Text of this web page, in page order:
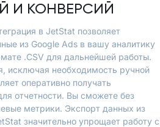
И КОНВЕРСИЙ
в JetStat позволяет
из Google Ads в вашу аналитику
.CSV для дальнейшей работы.
исключая необходимость ручной
оперативно получать
отчетности. Вы сможете без
метрики. Экспорт данных из
значительно упрощает работу с